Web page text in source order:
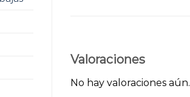
Valoraciones
No hay valoraciones aún.